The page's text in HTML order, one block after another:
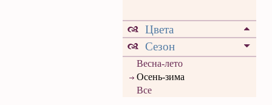
Цвета
Сезон
Весна-лето
Осень-зима
Все